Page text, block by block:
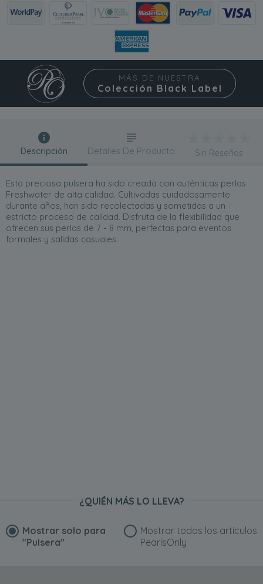
MÁS DE NUESTRA
Colección Black Label
Descripción
Esta preciosa pulsera ha sido creada con auténticas perlas
Freshwater de alta calidad. Cultivadas cuidadosamente
durante años, han sido recolectadas y sometidas a un
estricto proceso de calidad. Disfruta de la flexibilidad que
ofrecen sus perlas de 7 - 8 mm, perfectas para eventos
formales y salidas casuales.
Detalles De Producto Sin Reseñas
¿QUIÉN MÁS LO LLEVA?
Mostrar solo para
"Pulsera"
Mostrar todos los artículos
PearlsOnly